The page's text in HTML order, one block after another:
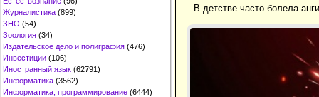
Журналистика (899)
ЗНО (54)
Зоология (34)
Издательское дело и полиграфия (476)
Инвестиции (106)
Иностранный язык (62791)
Информатика (3562)
Информатика, программирование (6444)
В детстве часто болела